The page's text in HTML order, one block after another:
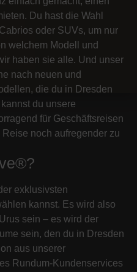
Du hast die Wahl
oder SUVs, um nur
welchem Modell und
haben sie alle. Und unser
nach neuen und
die du in Dresden
du unsere
für Geschäftsreisen
noch aufregender zu
exklusivsten
kannst. Es wird also
sein – es wird der
sein, den du in Dresden
aus unserer
Rundum-Kundenservices